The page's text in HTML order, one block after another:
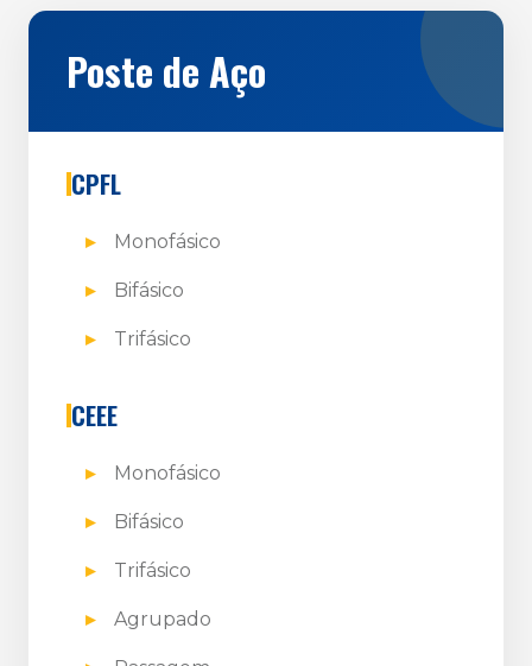
Poste de Aço
CPFL
Monofásico
Bifásico
Trifásico
CEEE
Monofásico
Bifásico
Trifásico
Agrupado